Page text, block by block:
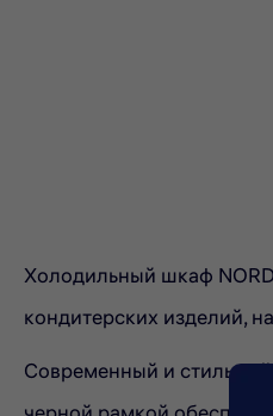
Холодильный шкаф
кондитерских изделий,
Современный и стильный